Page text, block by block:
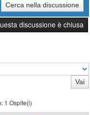
discussione è chiusa
1 Ospite(i)